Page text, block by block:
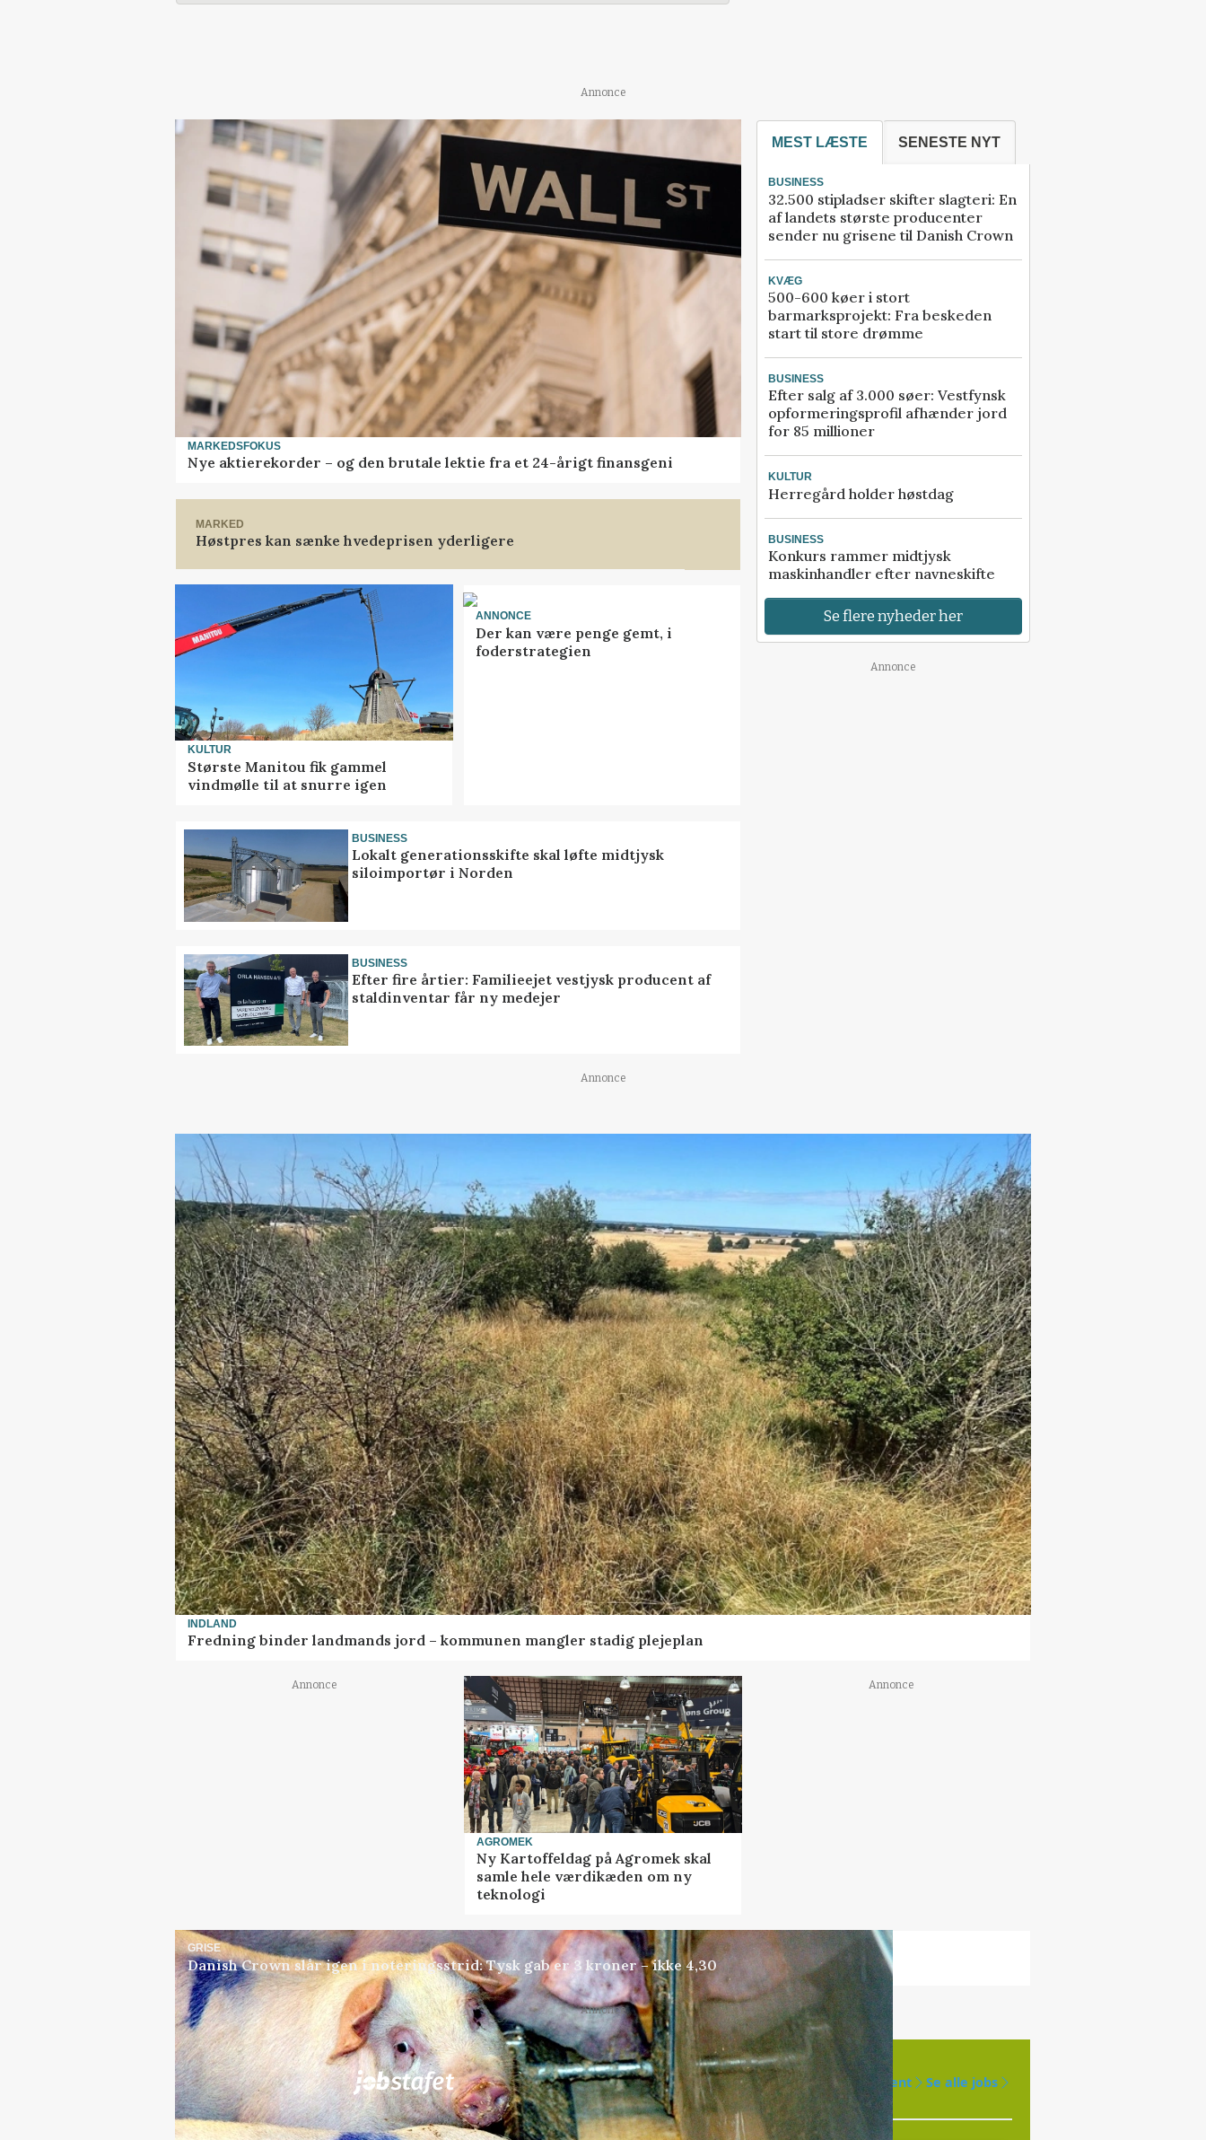
Annonce
MARKEDSFOKUS
Nye aktierekorder – og den brutale lektie fra et 24-årigt finansgeni
MARKED
Høstpres kan sænke hvedeprisen yderligere
KULTUR
Største Manitou fik gammel
vindmølle til at snurre igen
ANNONCE
Der kan være penge gemt, i
foderstrategien
BUSINESS
Lokalt generationsskifte skal løfte midtjysk
siloimportør i Norden
BUSINESS
Efter fire årtier: Familieejet vestjysk producent af
staldinventar får ny medejer
MEST LÆSTE SENESTE NYT
BUSINESS
32.500 stipladser skifter slagteri: En
af landets største producenter
sender nu grisene til Danish Crown
KVÆG
500-600 køer i stort
barmarksprojekt: Fra beskeden
start til store drømme
BUSINESS
Efter salg af 3.000 søer: Vestfynsk
opformeringsprofil afhænder jord
for 85 millioner
KULTUR
Herregård holder høstdag
BUSINESS
Konkurs rammer midtjysk
maskinhandler efter navneskifte
Se flere nyheder her
Annonce
Annonce
INDLAND
Fredning binder landmands jord – kommunen mangler stadig plejeplan
Annonce
AGROMEK
Ny Kartoffeldag på Agromek skal
samle hele værdikæden om ny
teknologi
Annonce
GRISE
Danish Crown slår igen i noteringsstrid: Tysk gab er 3 kroner – ikke 4,30
Annonce
Jobsi samarbejde med 81ledige stillinger Opret agent Se alle jobs